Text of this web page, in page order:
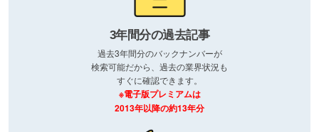
3年間分の過去記事
過去3年間分のバックナンバーが
検索可能だから、過去の業界状況も
すぐに確認できます。
※電子版プレミアムは
2013年以降の約13年分